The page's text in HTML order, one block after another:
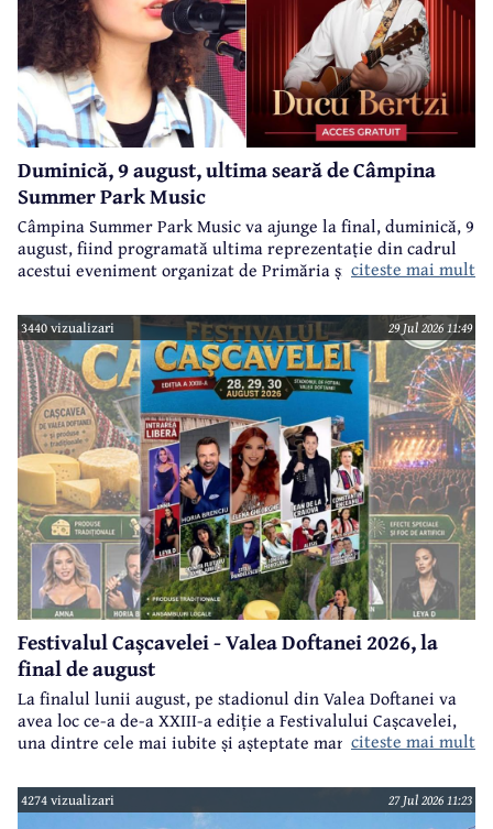
Duminică, 9 august, ultima seară de Câmpina
Summer Park Music
Câmpina Summer Park Music va ajunge la final, duminică, 9
august, fiind programată ultima reprezentație din cadrul
acestui eveniment organizat de Primăria și Consiliul Local
citeste mai mult
3440 vizualizari 29 Jul 2026 11:49
Festivalul Cașcavelei - Valea Doftanei 2026, la
final de august
La finalul lunii august, pe stadionul din Valea Doftanei va
avea loc ce-a de-a XXIII-a ediție a Festivalului Cașcavelei,
una dintre cele mai iubite și așteptate manifestări de acest
citeste mai mult
4274 vizualizari 27 Jul 2026 11:23